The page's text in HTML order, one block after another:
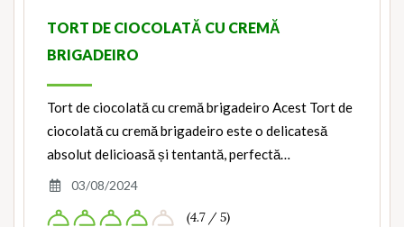
TORT DE CIOCOLATĂ CU CREMĂ
BRIGADEIRO
Tort de ciocolată cu cremă brigadeiro Acest Tort de
ciocolată cu cremă brigadeiro este o delicatesă
absolut delicioasă și tentantă, perfectă…
03/08/2024
(4.7 / 5)